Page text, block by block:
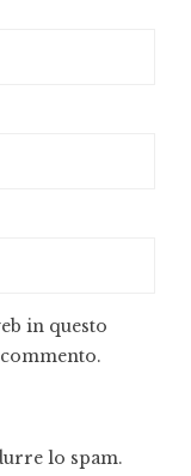
in questo
lo spam.